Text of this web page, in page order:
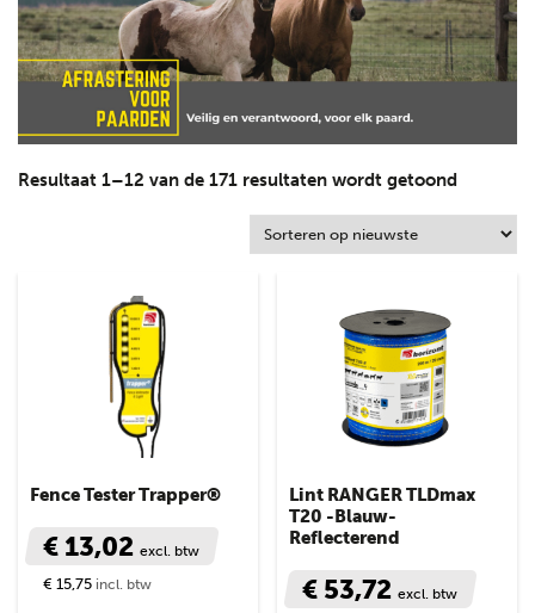
Resultaat 1–12 van de 171 resultaten wordt getoond
Fence Tester Trapper®
€ 13,02 excl. btw
€ 15,75 incl. btw
Lint RANGER TLDmax
T20 -Blauw-
Reflecterend
€ 53,72excl. btw